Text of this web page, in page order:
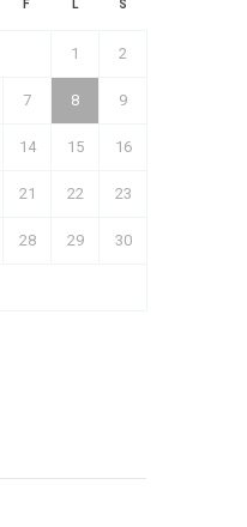
F L S
1 2
7 8 9
14 15 16
21 22 23
28 29 30